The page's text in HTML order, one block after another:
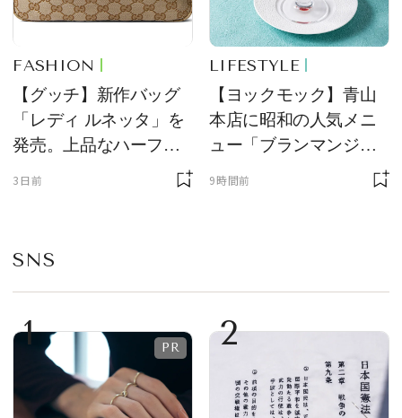
FASHION
【グッチ】新作バッグ
「レディ ルネッタ」を
発売。上品なハーフム
ーン型がスタイリング
3日前
LIFESTYLE
【ヨックモック】青山
本店に昭和の人気メニ
ュー「ブランマンジ
ェ」「ダックワーズ」
9時間前
SNS
1 2